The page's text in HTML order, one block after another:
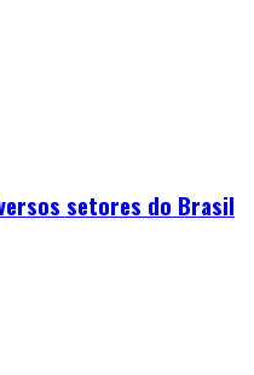
setores do Brasil